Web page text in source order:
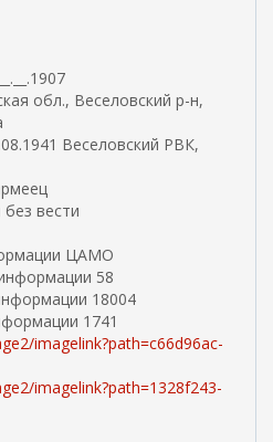
обл., Веселовский р-н,
Веселовский РВК,
вести
ЦАМО
58
18004
1741
imagelink?path=c66d96ac-
imagelink?path=1328f243-